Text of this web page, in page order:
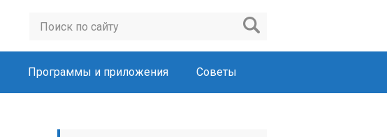
Программы и приложения Советы